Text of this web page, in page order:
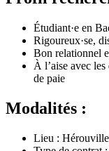
Étudiant·e en
Rigoureux·se,
Bon relationnel
À l’aise avec
de paie
Modalités :
Lieu :